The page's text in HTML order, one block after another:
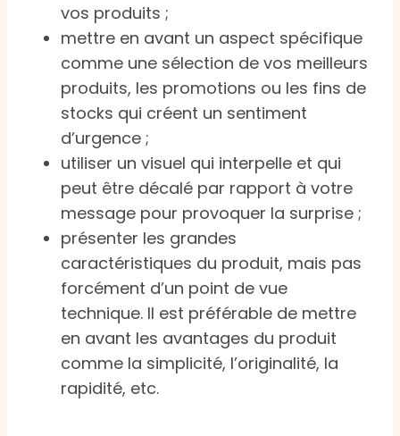
vos produits ;
mettre en avant un aspect spécifique
comme une sélection de vos meilleurs
produits, les promotions ou les fins de
stocks qui créent un sentiment
d’urgence ;
utiliser un visuel qui interpelle et qui
peut être décalé par rapport à votre
message pour provoquer la surprise ;
présenter les grandes
caractéristiques du produit, mais pas
forcément d’un point de vue
technique. Il est préférable de mettre
en avant les avantages du produit
comme la simplicité, l’originalité, la
rapidité, etc.